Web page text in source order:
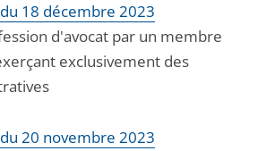
18 décembre 2023
d'avocat par un membre
exclusivement des
20 novembre 2023